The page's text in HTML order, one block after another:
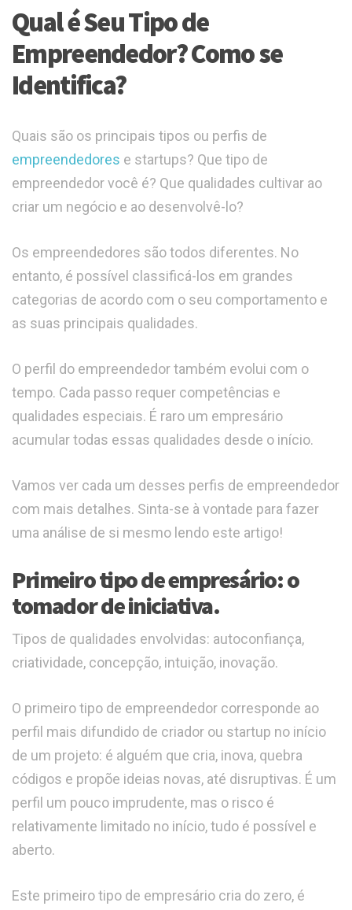
Qual é Seu Tipo de
Empreendedor? Como se
Identifica?
Quais são os principais tipos ou perfis de
empreendedores e startups? Que tipo de
empreendedor você é? Que qualidades cultivar ao
criar um negócio e ao desenvolvê-lo?
Os empreendedores são todos diferentes. No
entanto, é possível classificá-los em grandes
categorias de acordo com o seu comportamento e
as suas principais qualidades.
O perfil do empreendedor também evolui com o
tempo. Cada passo requer competências e
qualidades especiais. É raro um empresário
acumular todas essas qualidades desde o início.
Vamos ver cada um desses perfis de empreendedor
com mais detalhes. Sinta-se à vontade para fazer
uma análise de si mesmo lendo este artigo!
Primeiro tipo de empresário: o
tomador de iniciativa.
Tipos de qualidades envolvidas: autoconfiança,
criatividade, concepção, intuição, inovação.
O primeiro tipo de empreendedor corresponde ao
perfil mais difundido de criador ou startup no início
de um projeto: é alguém que cria, inova, quebra
códigos e propõe ideias novas, até disruptivas. É um
perfil um pouco imprudente, mas o risco é
relativamente limitado no início, tudo é possível e
aberto.
Este primeiro tipo de empresário cria do zero, é